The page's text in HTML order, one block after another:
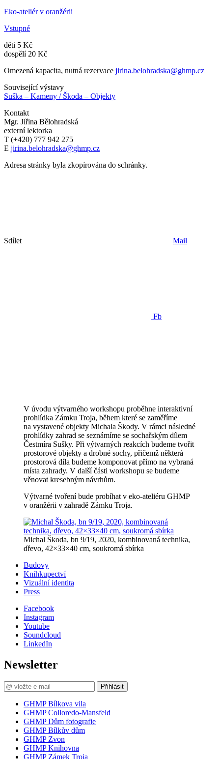
Eko-ateliér v oranžérii
Vstupné
děti 5 Kč
dospělí 20 Kč
Omezená kapacita, nutná rezervace jirina.belohradska@ghmp.cz
Související výstavy
Suška – Kameny / Škoda – Objekty
Kontakt
Mgr. Jiřina Bělohradská
externí lektorka
T (+420) 777 942 275
E jirina.belohradska@ghmp.cz
Adresa stránky byla zkopírována do schránky.
Sdílet Mail
Fb
V úvodu výtvarného workshopu proběhne interaktivní
prohlídka Zámku Troja, během které se zaměříme
na vystavené objekty Michala Škody. V rámci následné
prohlídky zahrad se seznámíme se sochařským dílem
Čestmíra Sušky. Při výtvarných reakcích budeme tvořit
prostorové objekty a drobné sochy, přičemž některá
prostorová díla budeme komponovat přímo na vybraná
místa zahrady. V další části workshopu se budeme
věnovat kresebným návrhům.
Výtvarné tvoření bude probíhat v eko-ateliéru GHMP
v oranžérii v zahradě Zámku Troja.
Michal Škoda, bn 9/19, 2020, kombinovaná technika,
dřevo, 42×33×40 cm, soukromá sbírka
Budovy
Knihkupectví
Vizuální identita
Press
Facebook
Instagram
Youtube
Soundcloud
LinkedIn
Newsletter
Přihlásit
GHMP Bílkova vila
GHMP Colloredo-Mansfeld
GHMP Dům fotografie
GHMP Bílkův dům
GHMP Zvon
GHMP Knihovna
GHMP Zámek Troja